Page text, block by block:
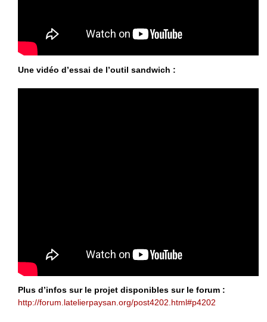
Une vidéo d’essai de l’outil sandwich :
Plus d’infos sur le projet disponibles sur le forum :
http://forum.latelierpaysan.org/post4202.html#p4202